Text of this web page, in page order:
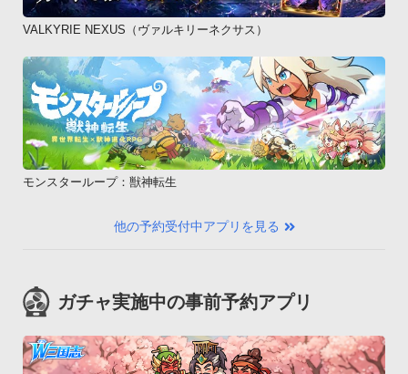
VALKYRIE NEXUS（ヴァルキリーネクサス）
モンスターループ：獣神転生
他の予約受付中アプリを見る
ガチャ実施中の事前予約アプリ